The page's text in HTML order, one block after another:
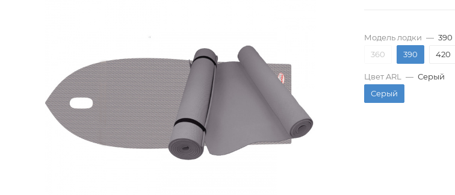
Модель лодки — 390
360
390 420
Цвет ARL — Серый
Серый